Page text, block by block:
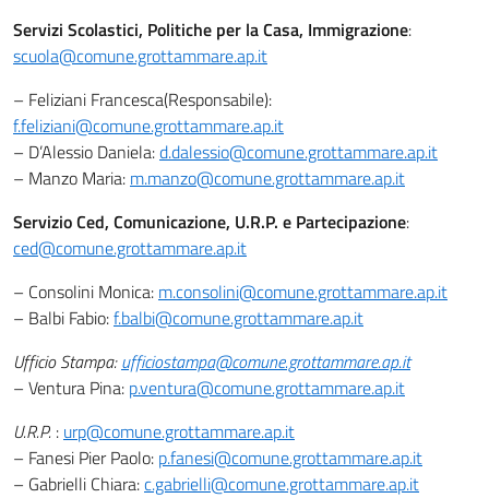
Servizi Scolastici, Politiche per la Casa, Immigrazione:
scuola@comune.grottammare.ap.it
– Feliziani Francesca(Responsabile):
f.feliziani@comune.grottammare.ap.it
– D’Alessio Daniela:d.dalessio@comune.grottammare.ap.it
– Manzo Maria: m.manzo@comune.grottammare.ap.it
Servizio Ced, Comunicazione, U.R.P. e Partecipazione:
ced@comune.grottammare.ap.it
– Consolini Monica: m.consolini@comune.grottammare.ap.it
– Balbi Fabio:f.balbi@comune.grottammare.ap.it
Ufficio Stampa:ufficiostampa@comune.grottammare.ap.it
– Ventura Pina: p.ventura@comune.grottammare.ap.it
U.R.P. : urp@comune.grottammare.ap.it
– Fanesi Pier Paolo: p.fanesi@comune.grottammare.ap.it
– Gabrielli Chiara:c.gabrielli@comune.grottammare.ap.it